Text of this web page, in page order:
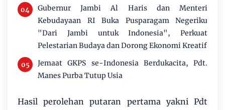
Gubernur Jambi Al Haris dan Menteri
Kebudayaan RI Buka Pusparagam Negeriku
"Dari Jambi untuk Indonesia", Perkuat
Pelestarian Budaya dan Dorong Ekonomi Kreatif
Jemaat GKPS se-Indonesia Berdukacita, Pdt.
Manes Purba Tutup Usia
Hasil perolehan putaran pertama yakni Pdt